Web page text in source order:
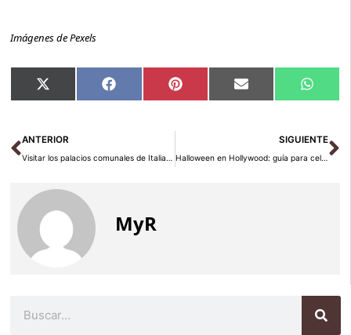
Imágenes de Pexels
Compartir
en
X
(Twitter)
Compartir
en
Facebook Compartir
en
Pinterest Compartir
en
Email
en
Ant
ANTERIOR
Visitar los palacios comunales de Italia: guía 2026
SIGUIENTE
Halloween en Hollywood: guía para celebrarlo en 2026
MyR